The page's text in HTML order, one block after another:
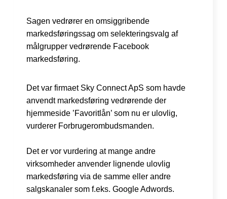
Sagen vedrører en omsiggribende
markedsføringssag om selekteringsvalg af
målgrupper vedrørende Facebook
markedsføring.
Det var firmaet Sky Connect ApS som havde
anvendt markedsføring vedrørende der
hjemmeside ’Favoritlån’ som nu er ulovlig,
vurderer Forbrugerombudsmanden.
Det er vor vurdering at mange andre
virksomheder anvender lignende ulovlig
markedsføring via de samme eller andre
salgskanaler som f.eks. Google Adwords.